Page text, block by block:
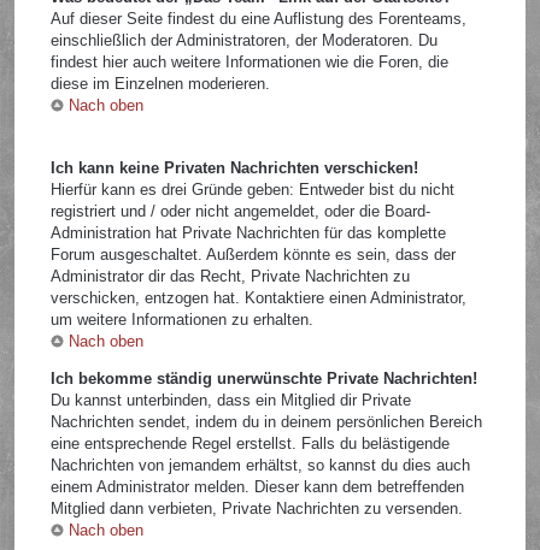
Auf dieser Seite findest du eine Auflistung des Forenteams,
einschließlich der Administratoren, der Moderatoren. Du
findest hier auch weitere Informationen wie die Foren, die
diese im Einzelnen moderieren.
Nach oben
Ich kann keine Privaten Nachrichten verschicken!
Hierfür kann es drei Gründe geben: Entweder bist du nicht
registriert und / oder nicht angemeldet, oder die Board-
Administration hat Private Nachrichten für das komplette
Forum ausgeschaltet. Außerdem könnte es sein, dass der
Administrator dir das Recht, Private Nachrichten zu
verschicken, entzogen hat. Kontaktiere einen Administrator,
um weitere Informationen zu erhalten.
Nach oben
Ich bekomme ständig unerwünschte Private Nachrichten!
Du kannst unterbinden, dass ein Mitglied dir Private
Nachrichten sendet, indem du in deinem persönlichen Bereich
eine entsprechende Regel erstellst. Falls du belästigende
Nachrichten von jemandem erhältst, so kannst du dies auch
einem Administrator melden. Dieser kann dem betreffenden
Mitglied dann verbieten, Private Nachrichten zu versenden.
Nach oben